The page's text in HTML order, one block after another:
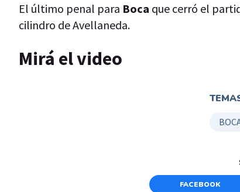
El último penal para Boca que cerró el
cilindro de Avellaneda.
Mirá el video
FACEBOOK